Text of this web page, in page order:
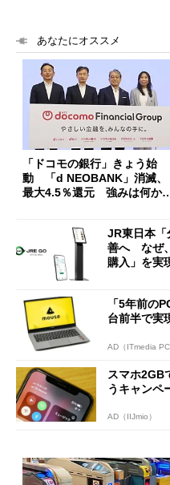
あなたにオススメ
「ドコモの銀行」きょう始
動 「d NEOBANK」消滅、
最大4.5％還元 強みは何か
JR東日本「
善へ なぜ
購入」を実
「5年前の
台前半で実
AD（ITmedia PC
スマホ2GB
うキャンペ
AD（IIJmio）